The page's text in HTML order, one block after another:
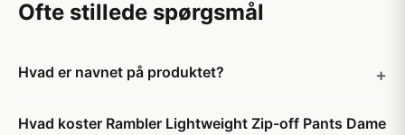
Ofte stillede spørgsmål
Hvad er navnet på produktet?
Hvad koster Rambler Lightweight Zip-off Pants Dame